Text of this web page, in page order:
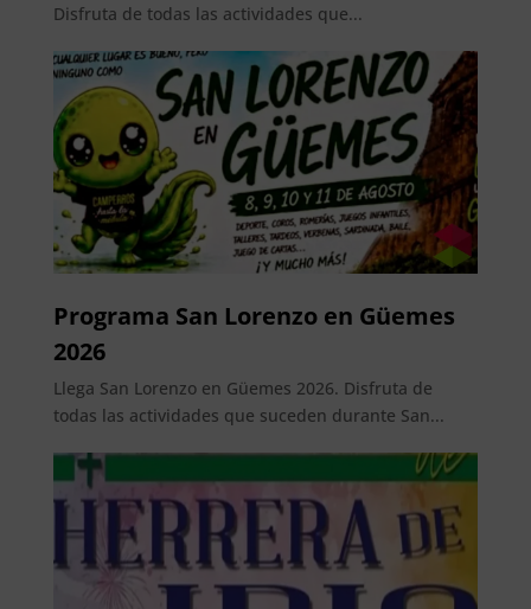
Disfruta de todas las actividades que...
Programa San Lorenzo en Güemes
2026
Llega San Lorenzo en Güemes 2026. Disfruta de
todas las actividades que suceden durante San...